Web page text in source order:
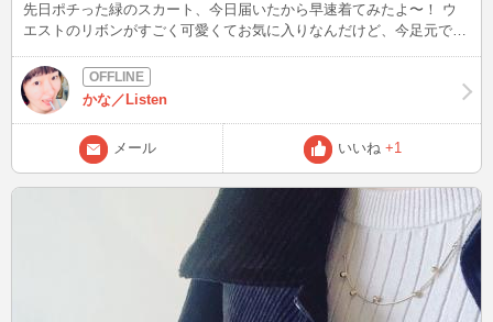
先日ポチった緑のスカート、今日届いたから早速着てみたよ〜！ ウ
エストのリボンがすごく可愛くてお気に入りなんだけど、今足元で迷
る「生脚」 皆さんは、どっちの私が好き？ 今夜23時からチャットに
入るから、一番最初に入室してくれた人のリクエストに合わせようか
な♡ 「A」か「B」か、部屋に入ったらすぐに教えてね！ 画面の前で
待ってます♡
かな／Listen
メール いいね +1